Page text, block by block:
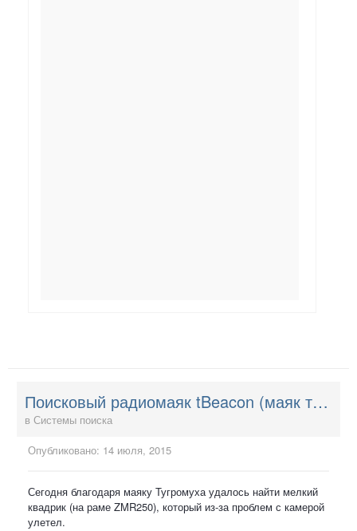
Поисковый радиомаяк tBeacon (маяк тигромуха)
в Системы поиска
Опубликовано: 14 июля, 2015
Сегодня благодаря маяку Тугромуха удалось найти мелкий
квадрик (на раме ZMR250), который из-за проблем с камерой
улетел.